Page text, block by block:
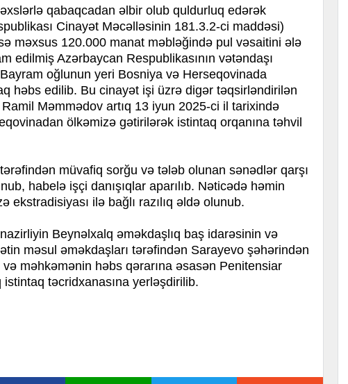
qabaqcadan əlbir olub quldurluq edərək
Cinayət Məcəlləsinin 181.3.2-ci maddəsi)
məxsus 120.000 manat məbləğində pul vəsaitini ələ
edilmiş Azərbaycan Respublikasının vətəndaşı
oğlunun yeri Bosniya və Herseqovinada
həbs edilib. Bu cinayət işi üzrə digər təqsirləndirilən
Məmmədov artıq 13 iyun 2025-ci il tarixində
ölkəmizə gətirilərək istintaq orqanına təhvil
müvafiq sorğu və tələb olunan sənədlər qarşı
habelə işçi danışıqlar aparılıb. Nəticədə həmin
ekstradisiyası ilə bağlı razılıq əldə olunub.
Beynəlxalq əməkdaşlıq baş idarəsinin və
məsul əməkdaşları tərəfindən Sarayevo şəhərindən
məhkəmənin həbs qərarına əsasən Penitensiar
təcridxanasına yerləşdirilib.